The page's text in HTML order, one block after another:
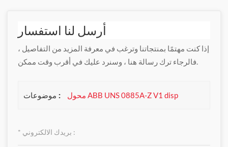
أرسل لنا استفسار
إذا كنت مهتمًا بمنتجاتنا وترغب في معرفة المزيد من التفاصيل ،
فالرجاء ترك رسالة هنا ، وسنرد عليك في أقرب وقت ممكن.
موضوعات : محول ABB UNS 0885A-Z V1 disp